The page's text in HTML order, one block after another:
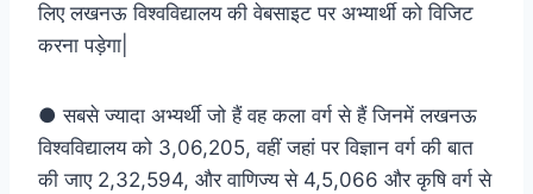
लिए लखनऊ विश्वविद्यालय की वेबसाइट पर अभ्यार्थी को विजिट
करना पड़ेगा|
● सबसे ज्यादा अभ्यर्थी जो हैं वह कला वर्ग से हैं जिनमें लखनऊ
विश्वविद्यालय को 3,06,205, वहीं जहां पर विज्ञान वर्ग की बात
की जाए 2,32,594, और वाणिज्य से 4,5,066 और कृषि वर्ग से